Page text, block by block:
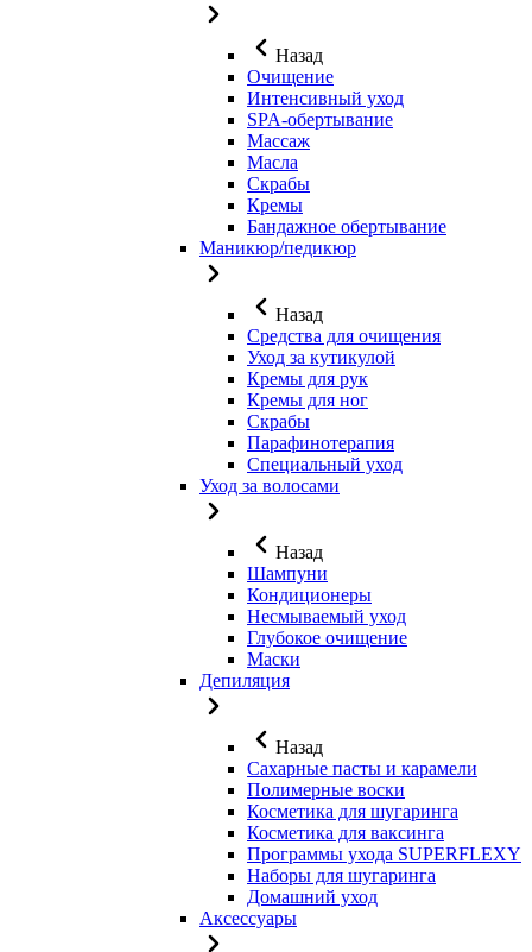
Назад
Очищение
Интенсивный уход
SPA-обертывание
Массаж
Масла
Скрабы
Кремы
Бандажное обертывание
Маникюр/педикюр
Назад
Средства для очищения
Уход за кутикулой
Кремы для рук
Кремы для ног
Скрабы
Парафинотерапия
Специальный уход
Уход за волосами
Назад
Шампуни
Кондиционеры
Несмываемый уход
Глубокое очищение
Маски
Депиляция
Назад
Сахарные пасты и карамели
Полимерные воски
Косметика для шугаринга
Косметика для ваксинга
Программы ухода SUPERFLEXY
Наборы для шугаринга
Домашний уход
Аксессуары